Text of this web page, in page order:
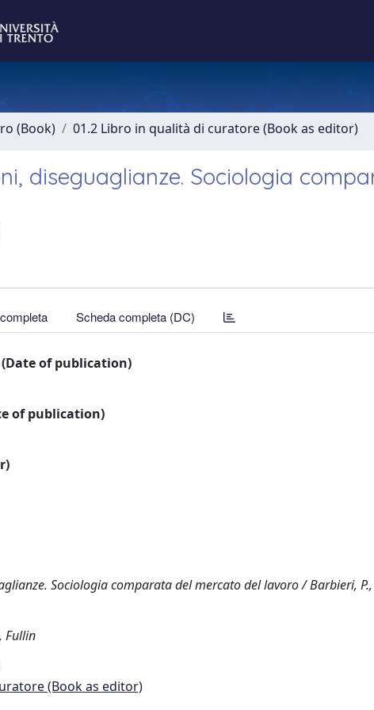
(Book) 01.2 Libro in qualità di curatore (Book as editor)
diseguaglianze. Sociologia
Scheda completa (DC)
of publication)
of publication)
Sociologia comparata del mercato del lavoro / Barbieri, P.,
Fullin
(Book as editor)